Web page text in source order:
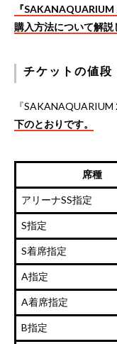
『
購入方法について解説
チケットの値段
『
下のとおりです。
席種
アリーナSS指定
S指定
S着席指定
A指定
A着席指定
B指定